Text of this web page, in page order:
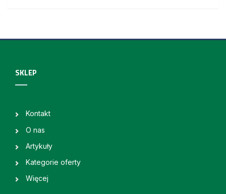
SKLEP
Kontakt
O nas
Artykuły
Kategorie oferty
Więcej